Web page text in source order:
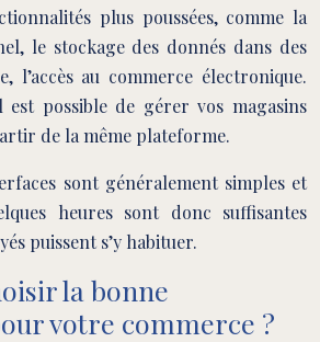
plus poussées, comme la
le stockage des donnés dans des
l’accès au commerce électronique.
est possible de gérer vos magasins
de la même plateforme.
sont généralement simples et
heures sont donc suffisantes
puissent s’y habituer.
la bonne
votre commerce ?